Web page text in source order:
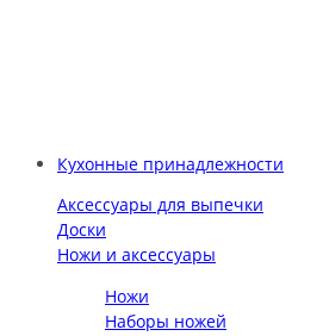
Кухонные принадлежности
Аксессуары для выпечки
Доски
Ножи и аксессуары
Ножи
Наборы ножей